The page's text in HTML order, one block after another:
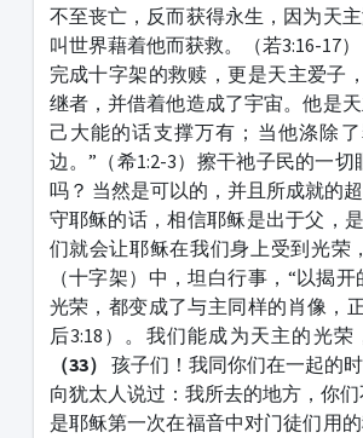
不至丧亡，反而获得永生，因为天
叫世界藉着他而获救。（若3:16-17
完成十字架的救赎，更是天主爱子
继者，并借着他造成了宇宙。他是
己大能的话支撑万有；当他涤除
边。”（希1:2-3）擦干祂子民的一
吗？ 当然是可以的，并且所成就的
守耶稣的话，相信耶稣是出于父，
们就会让耶稣在我们身上受到光荣
（十字架）中，坦白行事，“以揭
光荣，都变成了与主同样的肖像，
后3:18）。我们能成为天主的光
（33） 孩子们！我同你们在一起的
向犹太人说过：我所去的地方，你
是耶稣第一次在福音中对门徒们用